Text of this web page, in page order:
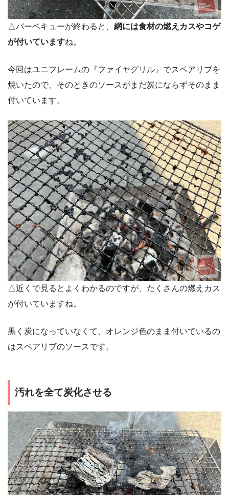
△バーベキューが終わると、 網には食材の燃えカスやコゲ
が付いていますね。
今回はユニフレームの『ファイヤグリル』でスペアリブを
焼いたので、そのときのソースがまだ炭にならずそのまま
付いています。
△近くで見るとよくわかるのですが、たくさんの燃えカス
が付いていますね。
黒く炭になっていなくて、オレンジ色のまま付いているの
はスペアリブのソースです。
汚れを全て炭化させる